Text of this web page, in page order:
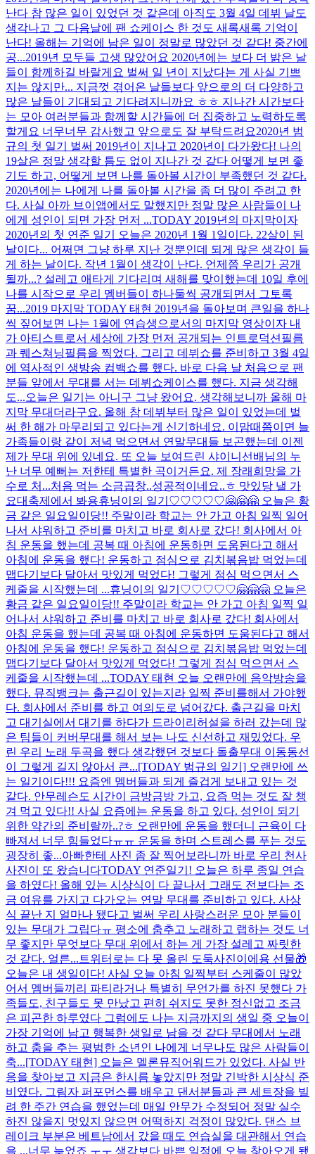
난다 참 많은 일이 있었던 것 같은데 아직도 3월 4일 데뷔 날도
생각나고 그 다음날에 팬 쇼케이스 한 것도 새록새록 기억이
난다! 올해는 기억에 남은 일이 정말로 많았던 것 같다! 중간에
공...2019년 모두들 고생 많았어요 2020년에는 보다 더 밝은 날
들이 함께하길 바랄게요 벌써 일 년이 지났다는 게 사실 기쁘
지는 않지만... 지금껏 겪어온 날들보다 앞으로의 더 다양하고
많은 날들이 기대되고 기다려지니까요 ㅎㅎ 지나간 시간보다
는 모아 여러분들과 함께할 시간들에 더 집중하고 노력하도록
할게요 너무너무 감사했고 앞으로도 잘 부탁드려요2020년 범
규의 첫 일기 벌써 2019년이 지나고 2020년이 다가왔다! 나의
19살은 정말 생각할 틈도 없이 지나간 것 같다 어떻게 보면 좋
기도 하고, 어떻게 보면 나를 돌아볼 시간이 부족했던 것 같다.
2020년에는 나에게 나를 돌아볼 시간을 좀 더 많이 주려고 한
다. 사실 아까 브이앱에서도 말했지만 정말 많은 사람들이 나
에게 성인이 되면 가장 먼저 ...TODAY 2019년의 마지막이자
2020년의 첫 연준 일기 오늘은 2020년 1월 1일이다. 22살이 된
날이다... 어쩌면 그냥 하루 지난 것뿐인데 되게 많은 생각이 들
게 하는 날이다. 작년 1월이 생각이 난다. 언제쯤 우리가 공개
될까...? 설레고 애타게 기다리며 새해를 맞이했는데 10일 후에
나를 시작으로 우리 멤버들이 하나둘씩 공개되면서 그토록
꿈...2019 마지막 TODAY 태현 2019년을 돌아보며 큰일을 하나
씩 짚어보면 나는 1월에 연습생으로서의 마지막 영상이자 내
가 아티스트로서 세상에 가장 먼저 공개되는 인트로덕션필름
과 퀘스쳐닝필름을 찍었다. 그리고 데뷔쇼를 준비하고 3월 4일
에 역사적인 생방송 컴백쇼를 했다. 바로 다음 날 처음으로 팬
분들 앞에서 무대를 서는 데뷔쇼케이스를 했다. 지금 생각해
도...오늘은 일기는 아니구 그냥 왔어요. 생각해보니까 올해 마
지막 무대더라구요. 올해 참 데뷔부터 많은 일이 있었는데 벌
써 한 해가 마무리되고 있다는게 신기하네요. 이맘때쯤이면 늘
가족들이랑 같이 저녁 먹으면서 연말무대들 보곤했는데 이젠
제가 무대 위에 있네요. 또 오늘 보여드린 샤이니선배님의 누
난 너무 예뻐는 저한테 특별한 곡이거든요. 제 장래희망을 가
수로 처...처음 먹는 소금곱창..성공적이네요..ㅎ 맛있당 낼 가
요대축제에서 봐용휴닝이의 일기♡♡♡♡♡🤗🤗🤗 오늘은 황
금 같은 일요일이당!! 주말이라 학교는 안 가고 아침 일찍 일어
나서 샤워하고 준비를 마치고 바로 회사로 갔다! 회사에서 아
침 운동을 했는데 공복 때 아침에 운동하면 도움된다고 해서
아침에 운동을 했다! 운동하고 점심으로 김치볶음밥 먹었는데
맵다기보다 달아서 맛있게 먹었다! 그렇게 점심 먹으면서 스
케줄을 시작했는데 ...휴닝이의 일기♡♡♡♡♡🤗🤗🤗 오늘은
황금 같은 일요일이당!! 주말이라 학교는 안 가고 아침 일찍 일
어나서 샤워하고 준비를 마치고 바로 회사로 갔다! 회사에서
아침 운동을 했는데 공복 때 아침에 운동하면 도움된다고 해서
아침에 운동을 했다! 운동하고 점심으로 김치볶음밥 먹었는데
맵다기보다 달아서 맛있게 먹었다! 그렇게 점심 먹으면서 스
케줄을 시작했는데 ...TODAY 태현 오늘 오랜만에 음악방송을
했다. 뮤직뱅크는 출근길이 있는지라 일찍 준비를해서 가야했
다. 회사에서 준비를 하고 여의도로 넘어갔다. 출근길을 마치
고 대기실에서 대기를 하다가 드라이리허설을 하러 갔는데 많
은 팀들이 커버무대를 해서 보는 나도 신선하고 재밌었다. 우
린 우리 노래 두곡을 했다 생각했던 것보다 돌출무대 이동동선
이 그렇게 길지 않아서 큰...[TODAY 범규의 일기] 오랜만에 쓰
는 일기이다!!! 요즘엔 멤버들과 되게 즐겁게 보내고 있는 것
같다. 안무레슨도 시간이 금방금방 가고, 요즘 먹는 것도 잘 챙
겨 먹고 있다!! 사실 요즘에는 운동을 하고 있다. 성인이 되기
위한 약간의 준비랄까..?ㅎ 오랜만에 운동을 했더니 근육이 다
빠져서 너무 힘들었다ㅠㅠ 운동을 하며 스트레스를 푸는 것도
굉장히 좋...아빠한테 사진 좀 잘 찍어보라니까 바로 우리 천사
사진이 또 왔습니다TODAY 연준일기! 오늘은 하루 종일 연습
을 하였다! 올해 있는 시상식이 다 끝나서 그래도 전보다는 조
금 여유를 가지고 다가오는 연말 무대를 준비하고 있다. 사상
식 끝난 지 얼마나 됐다고 벌써 우리 사랑스러운 모아 분들이
있는 무대가 그립다ㅠ 평소에 춤추고 노래하고 랩하는 것도 너
무 좋지만 무엇보다 무대 위에서 하는 게 가장 설레고 짜릿한
것 같다. 얼른... 트위터로는 다 못 올린 도둑사진이에용 선물🎁
오늘은 내 생일이다! 사실 오늘 아침 일찍부터 스케줄이 많았
어서 멤버들끼리 파티라거나 특별히 무언가를 하진 못했다 가
족들도, 친구들도 못 만났고 편히 쉬지도 못한 정신없고 조금
은 피곤한 하루였다 그럼에도 나는 지금까지의 생일 중 오늘이
가장 기억에 남고 행복한 생일로 남을 것 같다 무대에서 노래
하고 춤을 추는 평범한 소년인 나에게 너무나도 많은 사람들이
축...[TODAY 태현] 오늘은 멜론뮤직어워드가 있었다. 사실 반
응을 찾아보고 지금은 한시름 놓았지만 정말 긴박한 시상식 준
비였다. 그림자 퍼포먼스를 배우고 댄서분들과 큰 세트장을 빌
려 한 주간 연습을 했었는데 매일 안무가 수정되어 정말 실수
하진 않을지 멋있지 않으면 어떡하지 걱정이 많았다. 댄스 브
레이크 부분은 베트남에서 갔을 때도 연습실을 대관해서 연습
을 ...너무 늦었죠 ㅜㅜ 생각보다 바쁜 일정에 오늘 찾아오게 됐